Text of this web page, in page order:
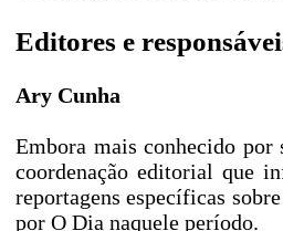
Editores e
Ary Cunha
Embora mais conhecido por
coordenação editorial que
reportagens específicas
por O Dia naquele período.